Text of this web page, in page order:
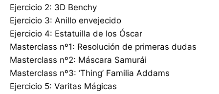
Ejercicio 2: 3D Benchy
Ejercicio 3: Anillo envejecido
Ejercicio 4: Estatuilla de los Óscar
Masterclass nº1: Resolución de primeras dudas
Masterclass nº2: Máscara Samurái
Masterclass nº3: ‘Thing’ Familia Addams
Ejercicio 5: Varitas Mágicas